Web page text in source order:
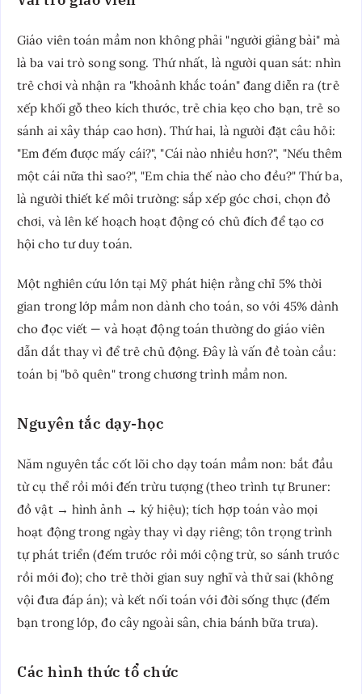
Giáo viên toán mầm non không phải "người giảng bài" mà
là ba vai trò song song. Thứ nhất, là người quan sát: nhìn
trẻ chơi và nhận ra "khoảnh khắc toán" đang diễn ra (trẻ
xếp khối gỗ theo kích thước, trẻ chia kẹo cho bạn, trẻ so
sánh ai xây tháp cao hơn). Thứ hai, là người đặt câu hỏi:
"Em đếm được mấy cái?", "Cái nào nhiều hơn?", "Nếu thêm
một cái nữa thì sao?", "Em chia thế nào cho đều?" Thứ ba,
là người thiết kế môi trường: sắp xếp góc chơi, chọn đồ
chơi, và lên kế hoạch hoạt động có chủ đích để tạo cơ
hội cho tư duy toán.
Một nghiên cứu lớn tại Mỹ phát hiện rằng chỉ 5% thời
gian trong lớp mầm non dành cho toán, so với 45% dành
cho đọc viết — và hoạt động toán thường do giáo viên
dẫn dắt thay vì để trẻ chủ động. Đây là vấn đề toàn cầu:
toán bị "bỏ quên" trong chương trình mầm non.
Nguyên tắc dạy-học
Năm nguyên tắc cốt lõi cho dạy toán mầm non: bắt đầu
từ cụ thể rồi mới đến trừu tượng (theo trình tự Bruner:
đồ vật → hình ảnh → ký hiệu); tích hợp toán vào mọi
hoạt động trong ngày thay vì dạy riêng; tôn trọng trình
tự phát triển (đếm trước rồi mới cộng trừ, so sánh trước
rồi mới đo); cho trẻ thời gian suy nghĩ và thử sai (không
vội đưa đáp án); và kết nối toán với đời sống thực (đếm
bạn trong lớp, đo cây ngoài sân, chia bánh bữa trưa).
Các hình thức tổ chức